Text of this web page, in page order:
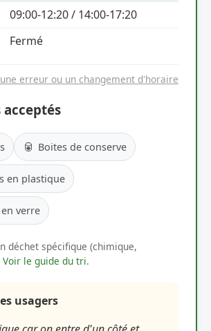
09:00-12:20 / 14:00-17:20
Fermé
erreur ou un changement d'horaire
🥫 Boites de conserve
en plastique
verre
déchet spécifique (chimique,
Voir le guide du tri.
usagers